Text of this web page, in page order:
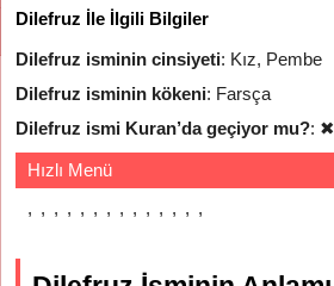
Dilefruz İle İlgili Bilgiler
Dilefruz isminin cinsiyeti: Kız, Pembe
Dilefruz isminin kökeni: Farsça
Dilefruz ismi Kuran’da geçiyor mu?: ✖
Hızlı Menü